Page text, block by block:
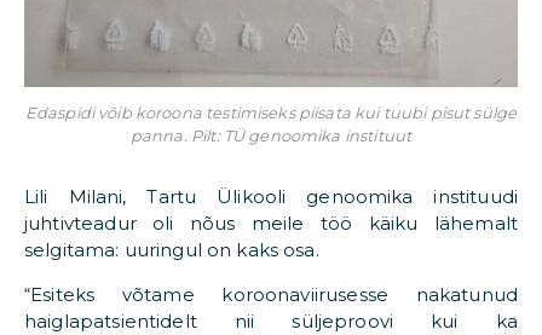
Edaspidi võib koroona testimiseks piisata kui tuubi pisut sülge
panna. Pilt: TÜ genoomika instituut
Lili Milani, Tartu Ülikooli genoomika instituudi
juhtivteadur oli nõus meile töö käiku lähemalt
selgitama: uuringul on kaks osa.
“Esiteks võtame koroonaviirusesse nakatunud
haiglapatsientidelt nii süljeproovi kui ka